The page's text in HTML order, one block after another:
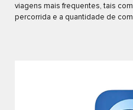
viagens mais frequentes, tais
percorrida e a quantidade de